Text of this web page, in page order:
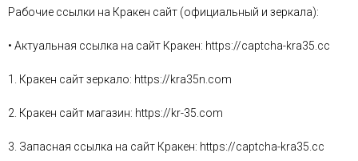
Рабочие ссылки на Кракен сайт (официальный и зеркала):
• Актуальная ссылка на сайт Кракен: https://captcha-kra35.cc
1. Кракен сайт зеркало: https://kra35n.com
2. Кракен сайт магазин: https://kr-35.com
3. Запасная ссылка на сайт Кракен: https://captcha-kra35.cc